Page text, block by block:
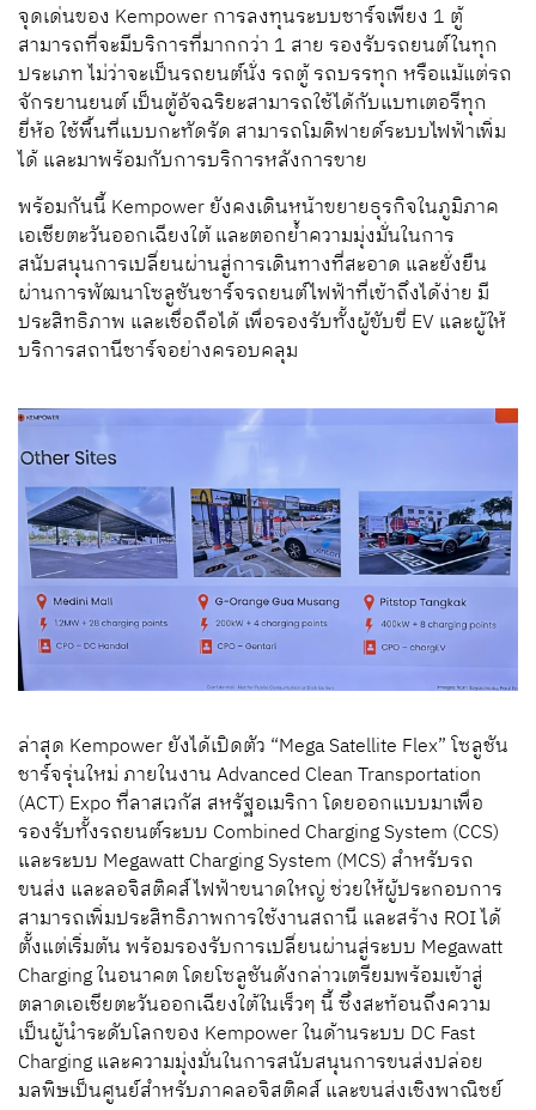
จุดเด่นของ Kempower การลงทุนระบบชาร์จเพียง 1 ตู้
สามารถที่จะมีบริการที่มากกว่า 1 สาย รองรับรถยนต์ในทุก
ประเภท ไม่ว่าจะเป็นรถยนต์นั่ง รถตู้ รถบรรทุก หรือแม้แต่รถ
จักรยานยนต์ เป็นตู้อัจฉริยะสามารถใช้ได้กับแบทเตอรีทุก
ยี่ห้อ ใช้พื้นที่แบบกะทัดรัด สามารถโมดิฟายด์ระบบไฟฟ้าเพิ่ม
ได้ และมาพร้อมกับการบริการหลังการขาย
พร้อมกันนี้ Kempower ยังคงเดินหน้าขยายธุรกิจในภูมิภาค
เอเชียตะวันออกเฉียงใต้ และตอกย้ำความมุ่งมั่นในการ
สนับสนุนการเปลี่ยนผ่านสู่การเดินทางที่สะอาด และยั่งยืน
ผ่านการพัฒนาโซลูชันชาร์จรถยนต์ไฟฟ้าที่เข้าถึงได้ง่าย มี
ประสิทธิภาพ และเชื่อถือได้ เพื่อรองรับทั้งผู้ขับขี่ EV และผู้ให้
บริการสถานีชาร์จอย่างครอบคลุม
ล่าสุด Kempower ยังได้เปิดตัว “Mega Satellite Flex” โซลูชัน
ชาร์จรุ่นใหม่ ภายในงาน Advanced Clean Transportation
(ACT) Expo ที่ลาสเวกัส สหรัฐอเมริกา โดยออกแบบมาเพื่อ
รองรับทั้งรถยนต์ระบบ Combined Charging System (CCS)
และระบบ Megawatt Charging System (MCS) สำหรับรถ
ขนส่ง และลอจิสติคส์ไฟฟ้าขนาดใหญ่ ช่วยให้ผู้ประกอบการ
สามารถเพิ่มประสิทธิภาพการใช้งานสถานี และสร้าง ROI ได้
ตั้งแต่เริ่มต้น พร้อมรองรับการเปลี่ยนผ่านสู่ระบบ Megawatt
Charging ในอนาคต โดยโซลูชันดังกล่าวเตรียมพร้อมเข้าสู่
ตลาดเอเชียตะวันออกเฉียงใต้ในเร็วๆ นี้ ซึ่งสะท้อนถึงความ
เป็นผู้นำระดับโลกของ Kempower ในด้านระบบ DC Fast
Charging และความมุ่งมั่นในการสนับสนุนการขนส่งปล่อย
มลพิษเป็นศูนย์สำหรับภาคลอจิสติคส์ และขนส่งเชิงพาณิชย์